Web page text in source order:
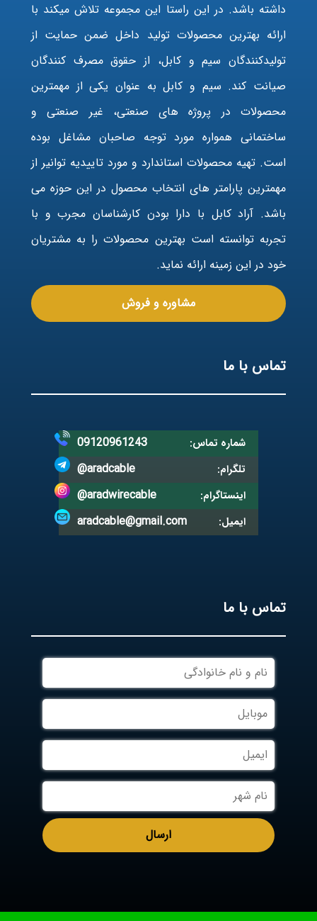
داشته باشد. در این راستا این مجموعه تلاش میکند با
ارائه بهترین محصولات تولید داخل ضمن حمایت از
تولیدکنندگان سیم و کابل، از حقوق مصرف کنندگان
صیانت کند. سیم و کابل به عنوان یکی از مهمترین
محصولات در پروژه های صنعتی، غیر صنعتی و
ساختمانی همواره مورد توجه صاحبان مشاغل بوده
است. تهیه محصولات استاندارد و مورد تاییدیه توانیر از
مهمترین پارامتر های انتخاب محصول در این حوزه می
باشد. آراد کابل با دارا بودن کارشناسان مجرب و با
تجربه توانسته است بهترین محصولات را به مشتریان
خود در این زمینه ارائه نماید.
مشاوره و فروش
تماس با ما
شماره تماس: 09120961243
تلگرام: @aradcable
اینستاگرام: @aradwirecable
ایمیل: aradcable@gmail.com
تماس با ما